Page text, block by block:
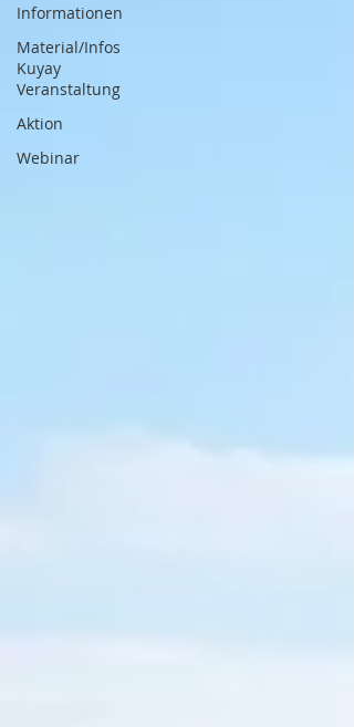
Informationen
Material/Infos
Kuyay
Veranstaltung
Aktion
Webinar